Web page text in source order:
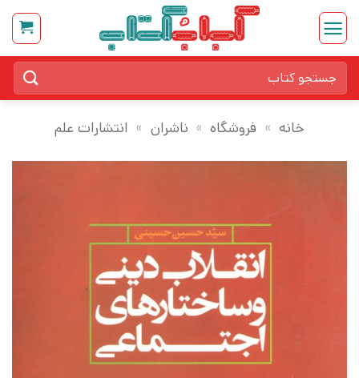
Skip
content
برای:
خانه » فروشگاه » ناشران » انتشارات علم